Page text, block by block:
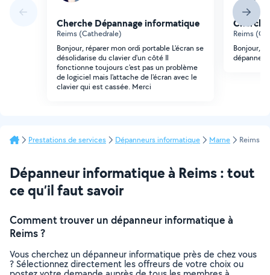
Cherche Dépannage informatique
Reims (Cathedrale)
Bonjour, réparer mon ordi portable L'écran se
désolidarise du clavier d'un côté Il
fonctionne toujours c'est pas un problème
de logiciel mais l'attache de l'écran avec le
clavier qui est cassée. Merci
Reims
Bonjour,
Prestations de services Dépanneurs informatique Marne Reims
Dépanneur informatique à Reims : tout
ce qu’il faut savoir
Comment trouver un dépanneur informatique à
Reims ?
Vous cherchez un dépanneur informatique près de chez vous
? Sélectionnez directement les offreurs de votre choix ou